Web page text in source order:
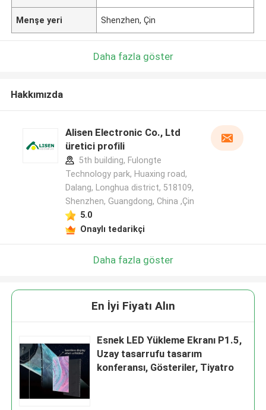
Menşe yeri Shenzhen, Çin
Daha fazla göster
Hakkımızda
Alisen Electronic Co., Ltd
üretici profili
5th building, Fulongte
Technology park, Huaxing road,
Dalang, Longhua district, 518109,
Shenzhen, Guangdong, China ,Çin
5.0
Onaylı tedarikçi
Daha fazla göster
En İyi Fiyatı Alın
Esnek LED Yükleme Ekranı P1.5,
Uzay tasarrufu tasarım
konferansı, Gösteriler, Tiyatro